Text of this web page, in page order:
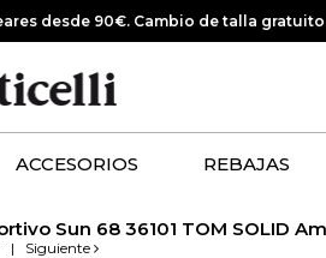
desde 90€. Cambio de talla
ACCESORIOS REBAJAS
Sun 68 36101 TOM SOLID
| Siguiente